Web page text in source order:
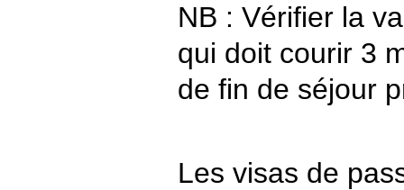
NB : Vérifier la
qui doit courir 3
de fin de séjour
Les visas de